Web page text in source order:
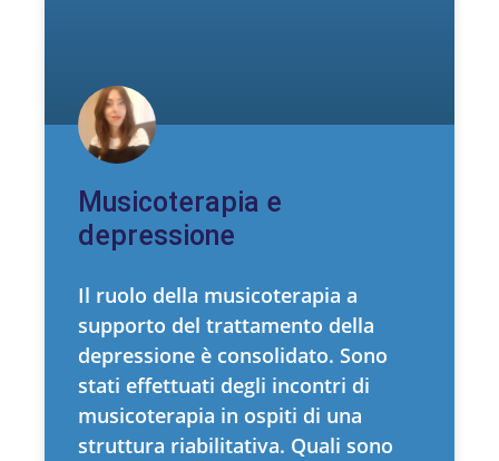
Musicoterapia e
depressione
Il ruolo della musicoterapia a
supporto del trattamento della
depressione è consolidato. Sono
stati effettuati degli incontri di
musicoterapia in ospiti di una
struttura riabilitativa. Quali sono